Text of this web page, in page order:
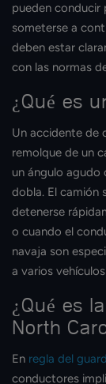
pueden conducir
someterse a
deben estar
con las normas
¿Qué es
Un accidente de
remolque de un
un ángulo agudo
dobla. El camión
detenerse
o cuando el
navaja son
a varios
¿Qué es
North
En regla del
conductores